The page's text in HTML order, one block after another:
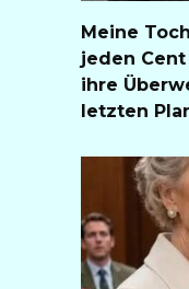
Meine
jeden
ihre
letzten